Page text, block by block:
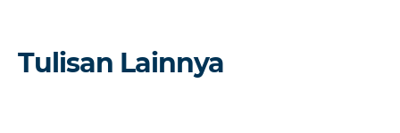
Tulisan Lainnya